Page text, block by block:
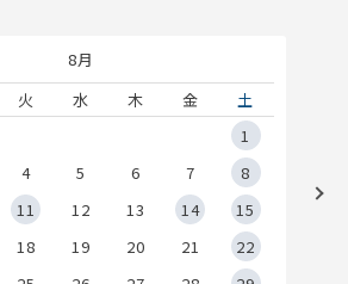
8月
火 水 木 金
土
1
4 5 6 7
8
11 12 13 14
15
18 19 20 21
22